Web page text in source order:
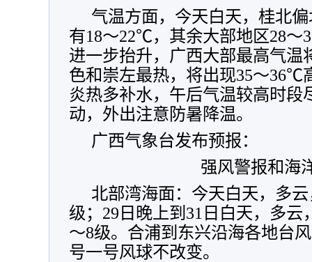
气温方面，今天白天，桂北
有18～22℃，其余大部地区28
进一步抬升，广西大部最高气
色和崇左最热，将出现35～36℃
炎热多补水，午后气温较高时段
动，外出注意防暑降温。
广西气象台发布预报：
强风警报和海
北部湾海面：今天白天，多
级；29日晚上到31日白天，多云
～8级。合浦到东兴沿海各地台
号一号风球不改变。